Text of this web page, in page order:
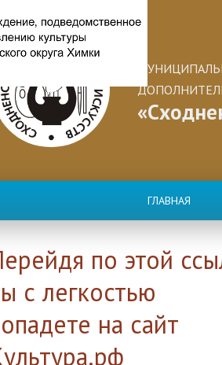
ГЛАВНАЯ
по этой
с легкостью
на сайт